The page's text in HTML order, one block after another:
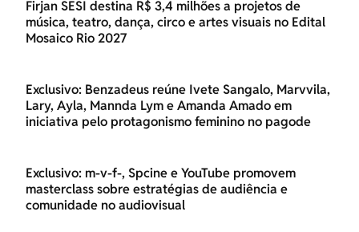
Firjan SESI destina R$ 3,4 milhões a projetos de
música, teatro, dança, circo e artes visuais no Edital
Mosaico Rio 2027
Exclusivo: Benzadeus reúne Ivete Sangalo, Marvvila,
Lary, Ayla, Mannda Lym e Amanda Amado em
iniciativa pelo protagonismo feminino no pagode
Exclusivo: m-v-f-, Spcine e YouTube promovem
masterclass sobre estratégias de audiência e
comunidade no audiovisual